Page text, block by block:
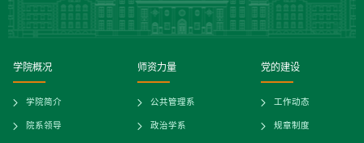
学院概况
学院简介
院系领导
师资力量
公共管理系
政治学系
党的建设
工作动态
规章制度